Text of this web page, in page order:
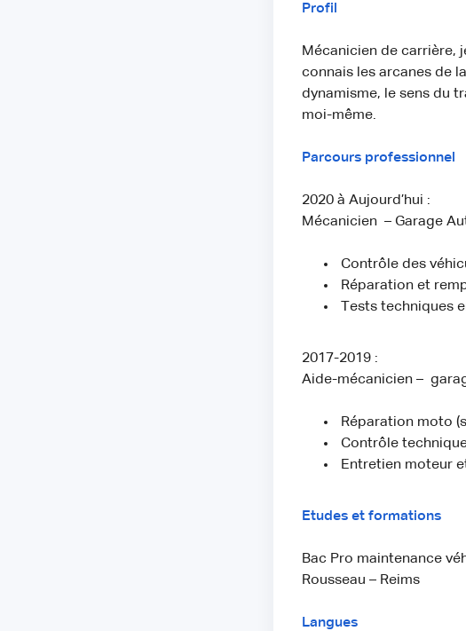
Profil
Mécanicien de carrière,
connais les arcanes de
dynamisme, le sens du
moi-même.
Parcours professionnel
2020 à Aujourd’hui :
Mécanicien – Garage
Contrôle des
Réparation et
Tests techniques
2017-2019 :
Aide-mécanicien –
Réparation moto
Contrôle
Entretien moteur
Etudes et formations
Bac Pro maintenance
Rousseau – Reims
Langues